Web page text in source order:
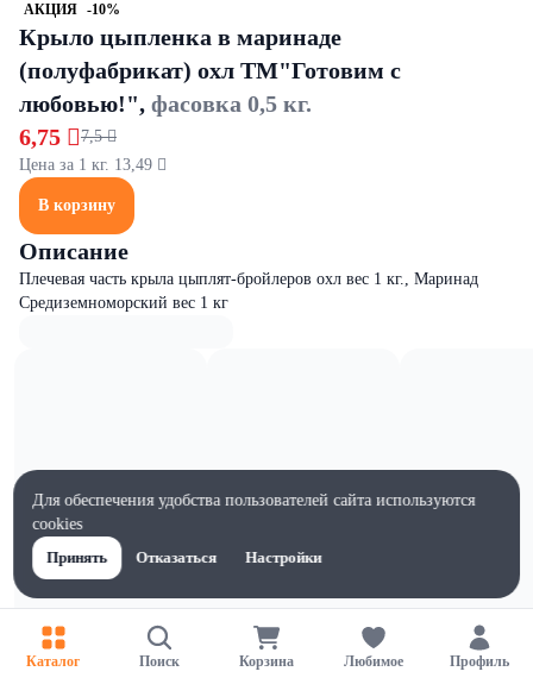
АКЦИЯ -10%
Крыло цыпленка в маринаде
(полуфабрикат) охл ТМ"Готовим с
любовью!", фасовка 0,5 кг.
6,75 7,5 
Цена за 1 кг. 13,49 
В корзину
Описание
Плечевая часть крыла цыплят-бройлеров охл вес 1 кг., Маринад
Средиземноморский вес 1 кг
Каталог Поиск Корзина Любимое Профиль
Для обеспечения удобства пользователей сайта используются
cookies
Принять
Отказаться Настройки